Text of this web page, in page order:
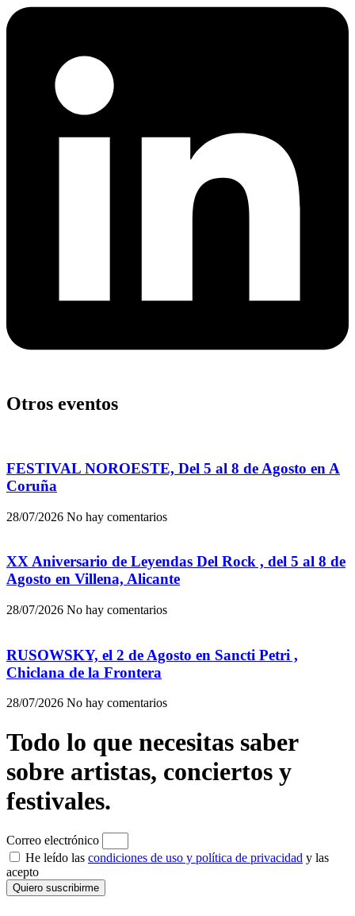
Otros eventos
FESTIVAL NOROESTE, Del 5 al 8 de Agosto en A
Coruña
28/07/2026 No hay comentarios
XX Aniversario de Leyendas Del Rock , del 5 al 8 de
Agosto en Villena, Alicante
28/07/2026 No hay comentarios
RUSOWSKY, el 2 de Agosto en Sancti Petri ,
Chiclana de la Frontera
28/07/2026 No hay comentarios
Todo lo que necesitas saber
sobre artistas, conciertos y
festivales.
Correo electrónico
He leído las condiciones de uso y política de privacidad y las
acepto
Quiero suscribirme